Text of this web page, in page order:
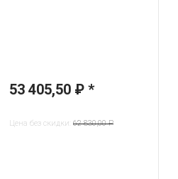
53 405,50 ₽*
Цена без скидки: 62 830,00 ₽